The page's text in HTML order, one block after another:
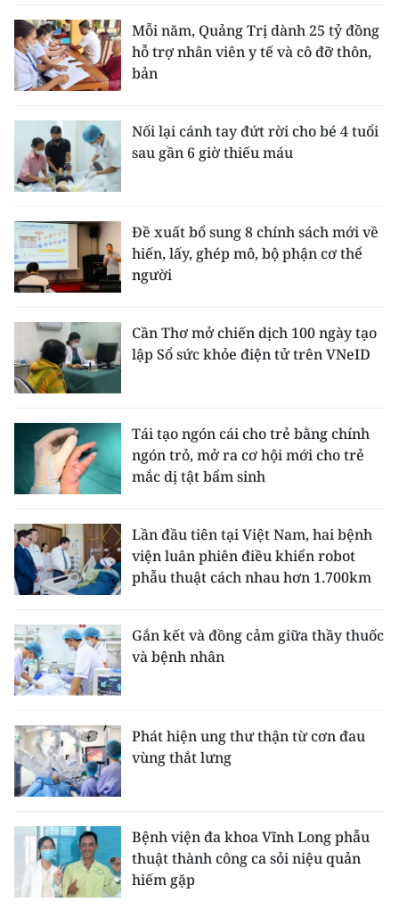
Mỗi năm, Quảng Trị dành 25 tỷ đồng
hỗ trợ nhân viên y tế và cô đỡ thôn,
bản
Nối lại cánh tay đứt rời cho bé 4 tuổi
sau gần 6 giờ thiếu máu
Đề xuất bổ sung 8 chính sách mới về
hiến, lấy, ghép mô, bộ phận cơ thể
người
Cần Thơ mở chiến dịch 100 ngày tạo
lập Sổ sức khỏe điện tử trên VNeID
Tái tạo ngón cái cho trẻ bằng chính
ngón trỏ, mở ra cơ hội mới cho trẻ
mắc dị tật bẩm sinh
Lần đầu tiên tại Việt Nam, hai bệnh
viện luân phiên điều khiển robot
phẫu thuật cách nhau hơn 1.700km
Gắn kết và đồng cảm giữa thầy thuốc
và bệnh nhân
Phát hiện ung thư thận từ cơn đau
vùng thắt lưng
Bệnh viện đa khoa Vĩnh Long phẫu
thuật thành công ca sỏi niệu quản
hiếm gặp